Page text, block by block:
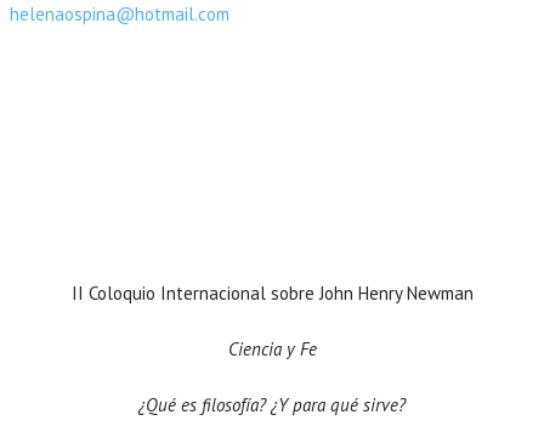
helenaospina@hotmail.com
II Coloquio Internacional sobre John Henry Newman
Ciencia y Fe
¿Qué es filosofía? ¿Y para qué sirve?